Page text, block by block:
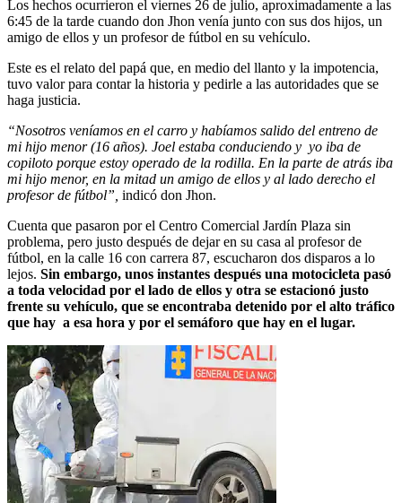
Los hechos ocurrieron el viernes 26 de julio, aproximadamente a las
6:45 de la tarde cuando don Jhon venía junto con sus dos hijos, un
amigo de ellos y un profesor de fútbol en su vehículo.
Este es el relato del papá que, en medio del llanto y la impotencia,
tuvo valor para contar la historia y pedirle a las autoridades que se
haga justicia.
“Nosotros veníamos en el carro y habíamos salido del entreno de
mi hijo menor (16 años). Joel estaba conduciendo y yo iba de
copiloto porque estoy operado de la rodilla. En la parte de atrás iba
mi hijo menor, en la mitad un amigo de ellos y al lado derecho el
profesor de fútbol”, indicó don Jhon.
Cuenta que pasaron por el Centro Comercial Jardín Plaza sin
problema, pero justo después de dejar en su casa al profesor de
fútbol, en la calle 16 con carrera 87, escucharon dos disparos a lo
lejos. Sin embargo, unos instantes después una motocicleta pasó
a toda velocidad por el lado de ellos y otra se estacionó justo
frente su vehículo, que se encontraba detenido por el alto tráfico
que hay a esa hora y por el semáforo que hay en el lugar.